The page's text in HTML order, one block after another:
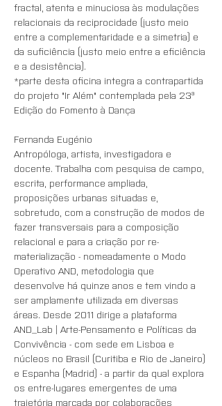
fractal, atenta e minuciosa às modulações
relacionais da reciprocidade (justo meio
entre a complementaridade e a simetria) e
da suficiência (justo meio entre a eficiência
e a desistência).
*parte desta oficina integra a contrapartida
do projeto "Ir Além" contemplada pela 23ª
Edição do Fomento à Dança
Fernanda Eugénio
Antropóloga, artista, investigadora e
docente. Trabalha com pesquisa de campo,
escrita, performance ampliada,
proposições urbanas situadas e,
sobretudo, com a construção de modos de
fazer transversais para a composição
relacional e para a criação por re-
materialização - nomeadamente o Modo
Operativo AND, metodologia que
desenvolve há quinze anos e tem vindo a
ser amplamente utilizada em diversas
áreas. Desde 2011 dirige a plataforma
AND_Lab | Arte-Pensamento e Políticas da
Convivência - com sede em Lisboa e
núcleos no Brasil (Curitiba e Rio de Janeiro)
e Espanha (Madrid) - a partir da qual explora
os entre-lugares emergentes de uma
trajetória marcada por colaborações